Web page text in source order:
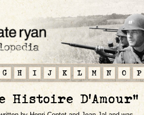
G H I J K L M N O P
Histoire D'Amour"